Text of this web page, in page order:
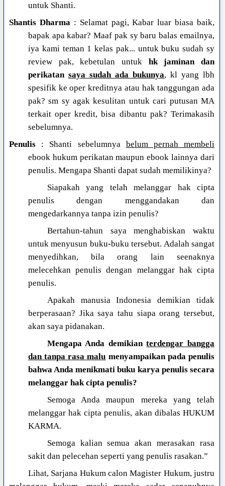
untuk Shanti.
Shantis Dharma : Selamat pagi, Kabar luar biasa baik,
bapak apa kabar? Maaf pak sy baru balas emailnya,
iya kami teman 1 kelas pak... untuk buku sudah sy
review pak, kebetulan untuk hk jaminan dan
perikatan saya sudah ada bukunya, kl yang lbh
spesifik ke oper kreditnya atau hak tanggungan ada
pak? sm sy agak kesulitan untuk cari putusan MA
terkait oper kredit, bisa dibantu pak? Terimakasih
sebelumnya.
Penulis : Shanti sebelumnya belum pernah membeli
ebook hukum perikatan maupun ebook lainnya dari
penulis. Mengapa Shanti dapat sudah memilikinya?
Siapakah yang telah melanggar hak cipta
penulis dengan menggandakan dan
mengedarkannya tanpa izin penulis?
Bertahun-tahun saya menghabiskan waktu
untuk menyusun buku-buku tersebut. Adalah sangat
menyedihkan, bila orang lain seenaknya
melecehkan penulis dengan melanggar hak cipta
penulis.
Apakah manusia Indonesia demikian tidak
berperasaan? Jika saya tahu siapa orang tersebut,
akan saya pidanakan.
Mengapa Anda demikianterdengar bangga
dan tanpa rasa malu menyampaikan pada penulis
bahwa Anda menikmati buku karya penulis secara
melanggar hak cipta penulis?
Semoga Anda maupun mereka yang telah
melanggar hak cipta penulis, akan dibalas HUKUM
KARMA.
Semoga kalian semua akan merasakan rasa
sakit dan pelecehan seperti yang penulis rasakan.”
Lihat, Sarjana Hukum calon Magister Hukum, justru